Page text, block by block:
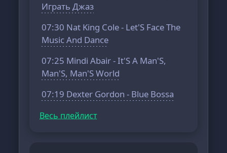
Играть Джаз
07:30 Nat King Cole - Let'S Face The
Music And Dance
07:25 Mindi Abair - It'S A Man'S,
Man'S, Man'S World
07:19 Dexter Gordon - Blue Bossa
Весь плейлист